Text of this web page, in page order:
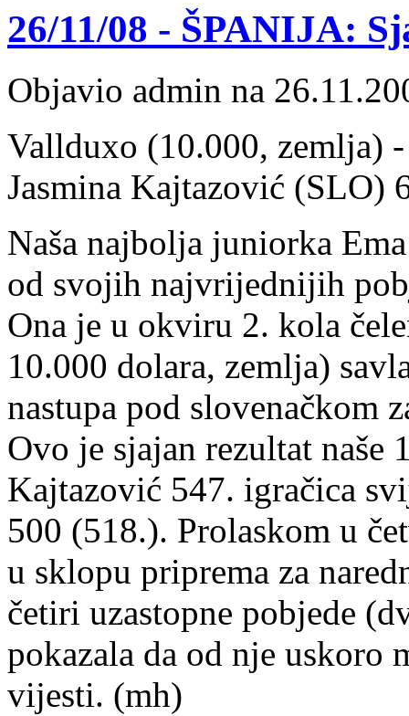
26/11/08 - ŠPANIJA:
Objavio admin na
Vallduxo (10.000, zemlja)
Jasmina Kajtazović (SLO)
Naša najbolja juniorka
od svojih najvrijednijih
Ona je u okviru 2. kola
10.000 dolara, zemlja)
nastupa pod slovenačkom
Ovo je sjajan rezultat naše
Kajtazović 547. igračica
500 (518.). Prolaskom u
u sklopu priprema za
četiri uzastopne pobjede
pokazala da od nje uskoro
vijesti. (mh)